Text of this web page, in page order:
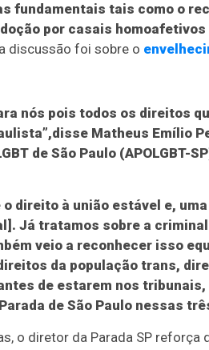
fundamentais tais como o
por casais
discussão foi sobre o
nós pois todos os direitos
Matheus Emílio
de São Paulo (APOLGBT-
o direito à união estável e,
Já tratamos sobre a
veio a reconhecer isso
da população trans,
de estarem nos
de São Paulo nessas
o diretor da Parada SP reforça